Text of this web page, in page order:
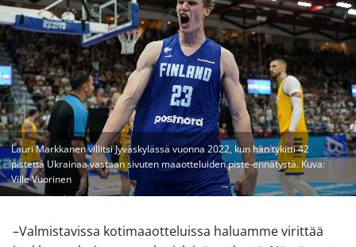
Lauri Markkanen villitsi Jyväskylässä vuonna 2022, kun hän tykitti 42
pistettä Ukrainaa vastaan sivuten maaotteluiden piste-ennätystä. Kuva:
Ville Vuorinen
–Valmistavissa kotimaaotteluissa haluamme virittää